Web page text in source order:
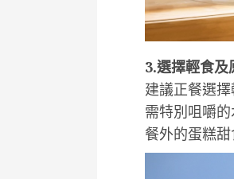
3.選擇輕食及
建議正餐選
需特別咀嚼
餐外的蛋糕